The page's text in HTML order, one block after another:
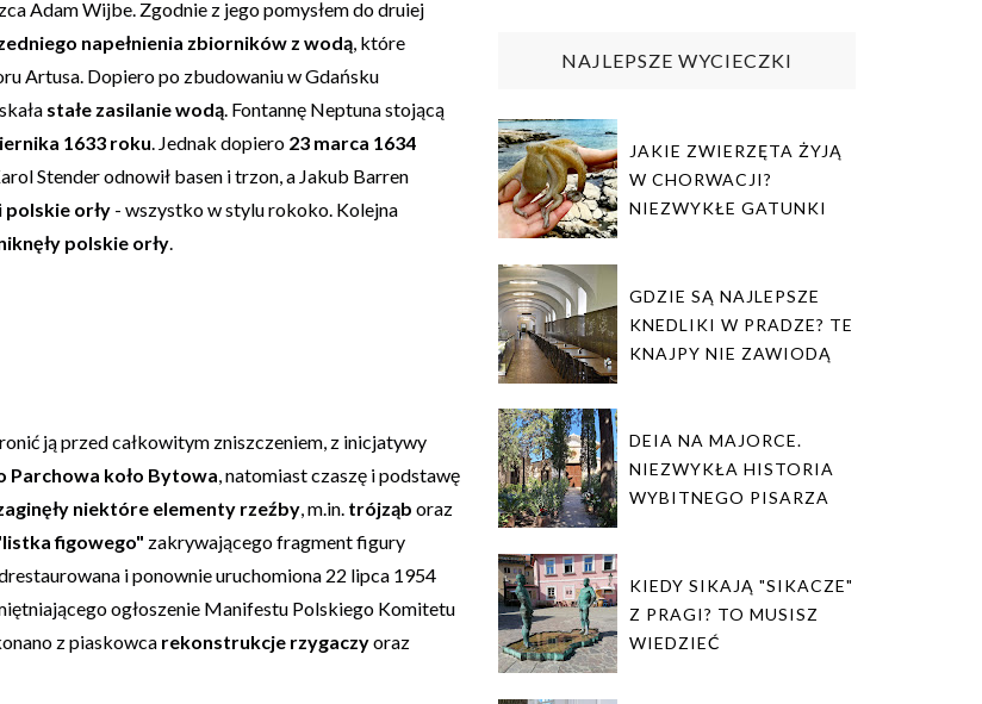
Adam Wijbe. Zgodnie z jego pomysłem do druiej
napełnienia zbiorników z wodą, które
Artusa. Dopiero po zbudowaniu w Gdańsku
stałe zasilanie wodą. Fontannę Neptuna stojącą
1633 roku. Jednak dopiero 23 marca 1634
Stender odnowił basen i trzon, a Jakub Barren
i polskie orły - wszystko w stylu rokoko. Kolejna
polskie orły.
ją przed całkowitym zniszczeniem, z inicjatywy
Parchowa koło Bytowa, natomiast czaszę i podstawę
niektóre elementy rzeźby, m.in. trójząb oraz
figowego" zakrywającego fragment figury
i ponownie uruchomiona 22 lipca 1954
ogłoszenie Manifestu Polskiego Komitetu
z piaskowca rekonstrukcje rzygaczyoraz
NAJLEPSZE WYCIECZKI
JAKIE ZWIERZĘTA ŻYJĄ
W CHORWACJI?
NIEZWYKŁE GATUNKI
GDZIE SĄ NAJLEPSZE
KNEDLIKI W PRADZE? TE
KNAJPY NIE ZAWIODĄ
DEIA NA MAJORCE.
NIEZWYKŁA HISTORIA
WYBITNEGO PISARZA
KIEDY SIKAJĄ "SIKACZE"
Z PRAGI? TO MUSISZ
WIEDZIEĆ